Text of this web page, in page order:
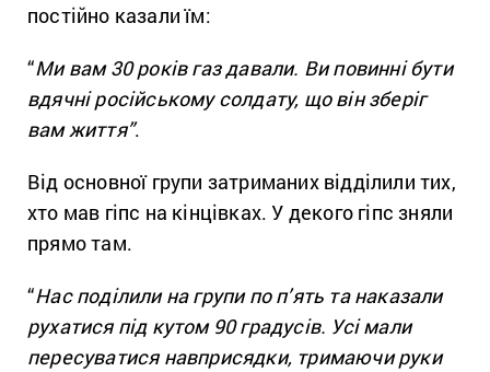
постійно казали їм:
“Ми вам 30 років газ давали. Ви повинні бути
вдячні російському солдату, що він зберіг
вам життя”.
Від основної групи затриманих відділили тих,
хто мав гіпс на кінцівках. У декого гіпс зняли
прямо там.
“Нас поділили на групи по п’ять та наказали
рухатися під кутом 90 градусів. Усі мали
пересуватися навприсядки, тримаючи руки